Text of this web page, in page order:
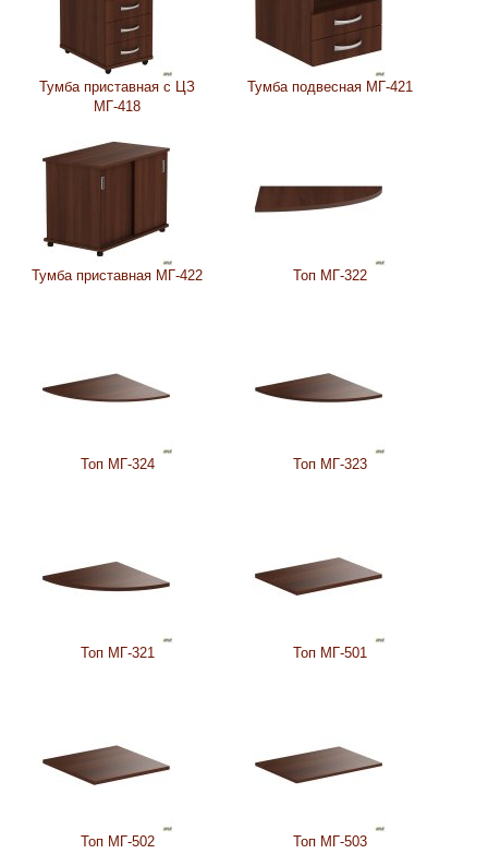
Тумба приставная с ЦЗ
МГ-418
Тумба подвесная МГ-421
Тумба приставная МГ-422 Топ МГ-322
Топ МГ-324 Топ МГ-323
Топ МГ-321 Топ МГ-501
Топ МГ-502 Топ МГ-503